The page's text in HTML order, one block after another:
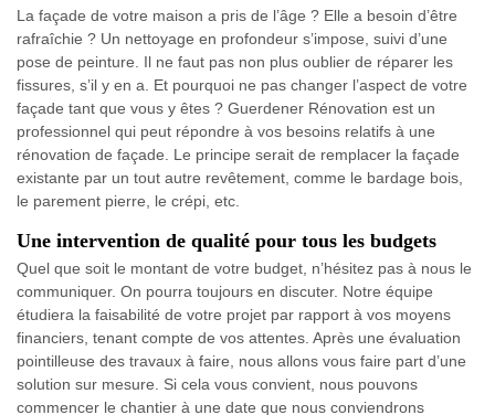
La façade de votre maison a pris de l’âge ? Elle a besoin d’être
rafraîchie ? Un nettoyage en profondeur s’impose, suivi d’une
pose de peinture. Il ne faut pas non plus oublier de réparer les
fissures, s’il y en a. Et pourquoi ne pas changer l’aspect de votre
façade tant que vous y êtes ? Guerdener Rénovation est un
professionnel qui peut répondre à vos besoins relatifs à une
rénovation de façade. Le principe serait de remplacer la façade
existante par un tout autre revêtement, comme le bardage bois,
le parement pierre, le crépi, etc.
Une intervention de qualité pour tous les budgets
Quel que soit le montant de votre budget, n’hésitez pas à nous le
communiquer. On pourra toujours en discuter. Notre équipe
étudiera la faisabilité de votre projet par rapport à vos moyens
financiers, tenant compte de vos attentes. Après une évaluation
pointilleuse des travaux à faire, nous allons vous faire part d’une
solution sur mesure. Si cela vous convient, nous pouvons
commencer le chantier à une date que nous conviendrons